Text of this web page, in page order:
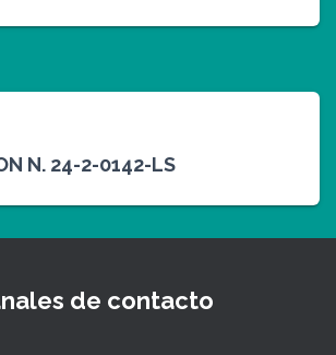
N. 24-2-0142-LS
de contacto